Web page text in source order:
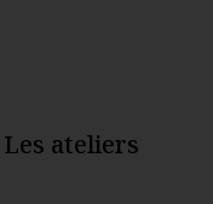
ateliers